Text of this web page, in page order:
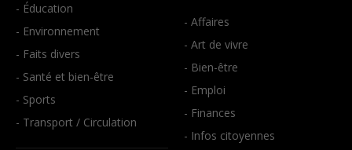
- Éducation
- Environnement
- Faits divers
- Santé et bien-être
- Sports
- Transport / Circulation
- Affaires
- Art de vivre
- Bien-être
- Emploi
- Finances
- Infos citoyennes